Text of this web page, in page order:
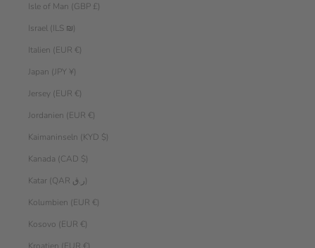
Isle of Man (GBP £)
Israel (ILS ₪)
Italien (EUR €)
Japan (JPY ¥)
Jersey (EUR €)
Jordanien (EUR €)
Kaimaninseln (KYD $)
Kanada (CAD $)
Katar (QAR ر.ق)
Kolumbien (EUR €)
Kosovo (EUR €)